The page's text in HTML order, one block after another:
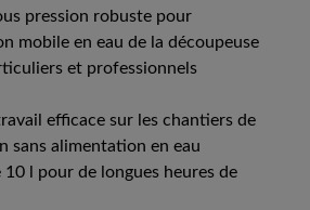
pression robuste pour
mobile en eau de la découpeuse
et professionnels
efficace sur les chantiers de
sans alimentation en eau
10 l pour de longues heures de